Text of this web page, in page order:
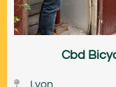
Cbd
Lyon